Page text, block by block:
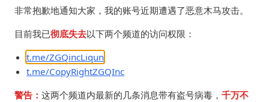
https://t.me/vps_xhq/516
去年7月份是因为
https://t.me/ZGQincLiqun/3306
这次是因为什么？
非常抱歉地通知大家，我的账号近期遭遇了恶意木马攻击。
目前我已彻底失去以下两个频道的访问权限：
t.me/ZGQincLiqun
t.me/CopyRightZGQInc
警告： 这两个频道内最新的几条消息带有盗号病毒， 千万不